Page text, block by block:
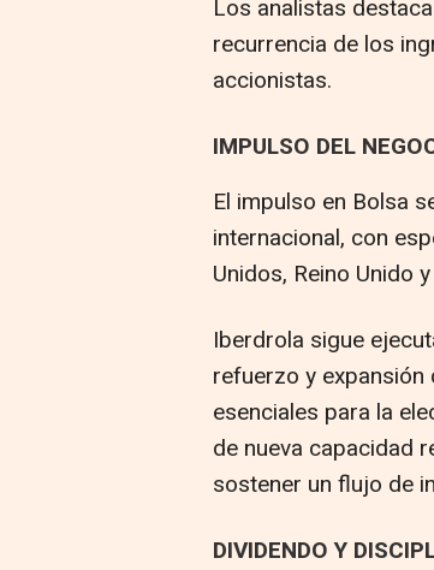
Los analistas
recurrencia de los
accionistas.
IMPULSO DEL
El impulso en Bolsa
internacional, con
Unidos, Reino Unido
Iberdrola sigue
refuerzo y
esenciales para la
de nueva capacidad
sostener un flujo de
DIVIDENDO Y